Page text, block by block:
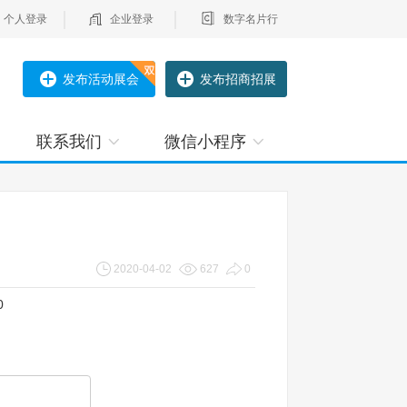
个人登录 企业登录 数字名片行
发布活动展会 发布招商招展
联系我们 微信小程序
2020-04-02 627 0